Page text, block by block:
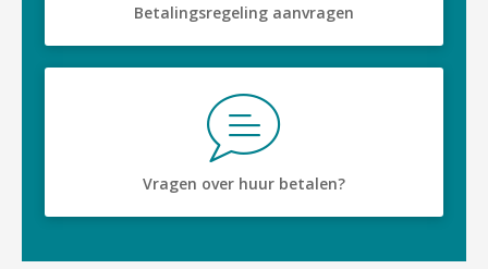
Betalingsregeling aanvragen
Vragen over huur betalen?